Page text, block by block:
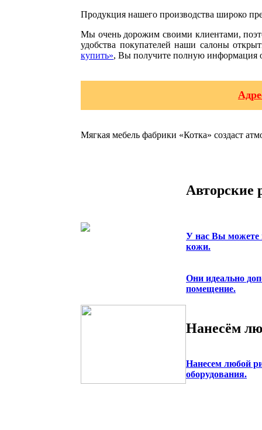
Продукция нашего производства широко
Мы очень дорожим своими клиентами,
удобства покупателей наши салоны
купить», Вы получите полную информация
Мягкая мебель фабрики «Котка» создаст
Авторские
У нас Вы можете
кожи.
Они идеально
помещение.
Нанесём
Нанесем любой
оборудования.